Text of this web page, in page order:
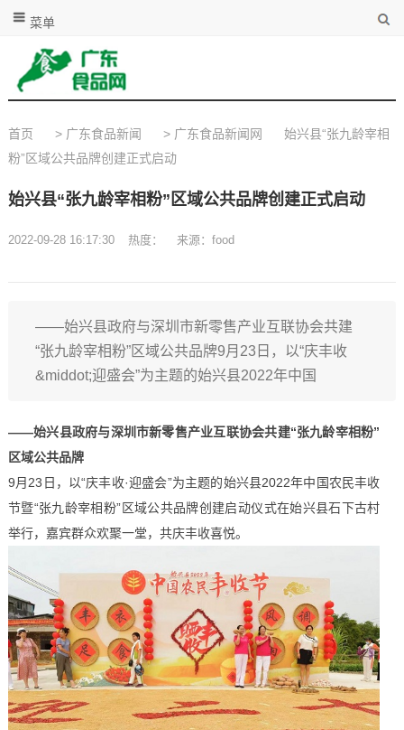
菜单
首页 > 广东食品新闻 > 广东食品新闻网
始兴县“张九龄宰相
粉”区域公共品牌创建正式启动
始兴县“张九龄宰相粉”区域公共品牌创建正式启动
2022-09-28 16:17:30 热度： 来源：food
——始兴县政府与深圳市新零售产业互联协会共建
“张九龄宰相粉”区域公共品牌9月23日，以“庆丰收
&middot;迎盛会”为主题的始兴县2022年中国
——始兴县政府与深圳市新零售产业互联协会共建“张九龄宰相粉”
区域公共品牌
9月23日，以“庆丰收·迎盛会”为主题的始兴县2022年中国农民丰收
节暨“张九龄宰相粉”区域公共品牌创建启动仪式在始兴县石下古村
举行，嘉宾群众欢聚一堂，共庆丰收喜悦。